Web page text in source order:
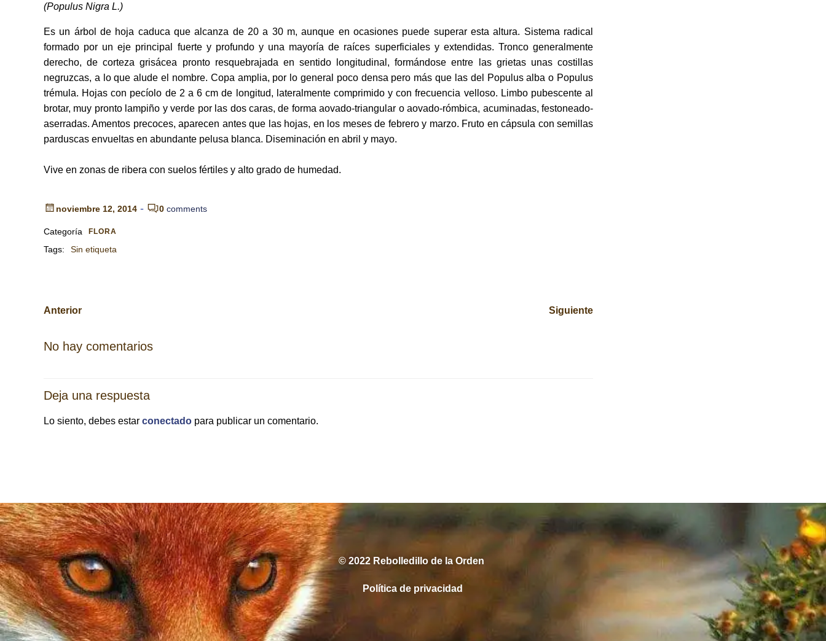
(Populus Nigra L.)
Es un árbol de hoja caduca que alcanza de 20 a 30 m, aunque en ocasiones puede superar esta altura. Sistema radical
formado por un eje principal fuerte y profundo y una mayoría de raíces superficiales y extendidas. Tronco generalmente
derecho, de corteza grisácea pronto resquebrajada en sentido longitudinal, formándose entre las grietas unas costillas
negruzcas, a lo que alude el nombre. Copa amplia, por lo general poco densa pero más que las del Populus alba o Populus
trémula. Hojas con pecíolo de 2 a 6 cm de longitud, lateralmente comprimido y con frecuencia velloso. Limbo pubescente al
brotar, muy pronto lampiño y verde por las dos caras, de forma aovado-triangular o aovado-rómbica, acuminadas, festoneado-
aserradas. Amentos precoces, aparecen antes que las hojas, en los meses de febrero y marzo. Fruto en cápsula con semillas
parduscas envueltas en abundante pelusa blanca. Diseminación en abril y mayo.
Vive en zonas de ribera con suelos fértiles y alto grado de humedad.
noviembre 12, 2014 - 0 comments
Categoría FLORA
Tags: Sin etiqueta
Navegación
por
entradas
Anterior Siguiente
No hay comentarios
Deja una respuesta
Lo siento, debes estar conectado para publicar un comentario.
© 2022 Rebolledillo de la Orden
Política de privacidad